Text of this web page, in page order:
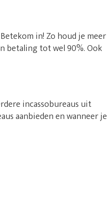
in! Zo houd je meer
betaling tot wel 90%. Ook
incassobureaus uit
aanbieden en wanneer je